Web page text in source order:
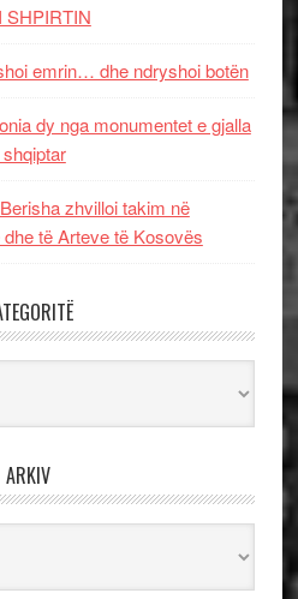
SHPIRTIN
emrin… dhe ndryshoi botën
dy nga monumentet e gjalla
zhvilloi takim në
të Arteve të Kosovës
ARKIV